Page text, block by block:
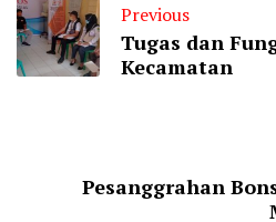
Previous
Tugas dan
Kecamatan
Pesanggrahan